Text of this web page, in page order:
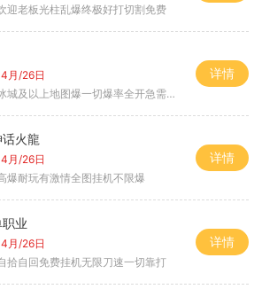
迎老板光柱乱爆终极好打切割免费
月/26日
城及以上地图爆一切爆率全开急需材料
详情
话火龍
月/26日
爆耐玩有激情全图挂机不限爆
详情
业
月/26日
拾自回免费挂机无限刀速一切靠打
详情